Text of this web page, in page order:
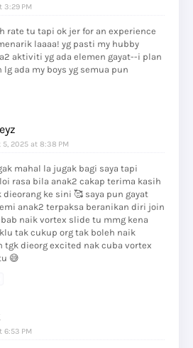
3:29 PM
rate tu tapi ok jer for an experience
laaaa! yg pasti my hubby
aktiviti yg ada elemen gayat--i plan
lg ada my boys yg semua pun
2025 at 8:38 PM
mahal la jugak bagi saya tapi
rasa bila anak2 cakap terima kasih
dieorang ke sini 🥰 saya pun gayat
anak2 terpaksa beranikan diri join
naik vortex slide tu mmg kena
tak cukup org tak boleh naik
tgk dieorg excited nak cuba vortex
😅
6:53 PM